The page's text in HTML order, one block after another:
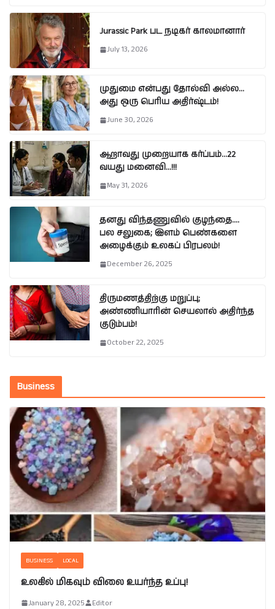
Jurassic Park பட நடிகர் காலமானார்
July 13, 2026
முதுமை என்பது தோல்வி அல்ல…
அது ஒரு பெரிய அதிர்ஷ்டம்!
June 30, 2026
ஆறாவது முறையாக கர்ப்பம்…22
வயது மனைவி…!!!
May 31, 2026
தனது விந்தணுவில் குழந்தை….
பல சலுகை; இளம் பெண்களை
அழைக்கும் உலகப் பிரபலம்!
December 26, 2025
திருமணத்திற்கு மறுப்பு;
அண்ணியாரின் செயலால் அதிர்ந்த
குடும்பம்!
October 22, 2025
Business
BUSINESS LOCAL
உலகில் மிகவும் விலை உயர்ந்த உப்பு!
January 28, 2025 Editor